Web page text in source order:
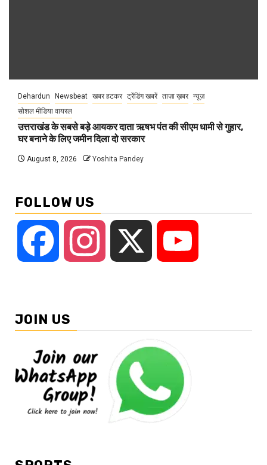
Dehardun Newsbeat खबर हटकर ट्रेंडिंग खबरें ताज़ा ख़बर न्यूज़
सोशल मीडिया वायरल
उत्तराखंड के सबसे बड़े आयकर दाता ऋषभ पंत की सीएम धामी से गुहार,
घर बनाने के लिए जमीन दिला दो सरकार
August 8, 2026 Yoshita Pandey
FOLLOW US
Facebook Instagram
JOIN US